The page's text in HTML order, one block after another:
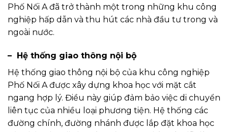
Phố Nối A đã trở thành một trong những khu công
nghiệp hấp dẫn và thu hút các nhà đầu tư trong và
ngoài nước.
– Hệ thống giao thông nội bộ
Hệ thống giao thông nội bộ của khu công nghiệp
Phố Nối A được xây dựng khoa học với mặt cắt
ngang hợp lý. Điều này giúp đảm bảo việc di chuyển
liên tục của nhiều loại phương tiện. Hệ thống các
đường chính, đường nhánh được lắp đặt khoa học